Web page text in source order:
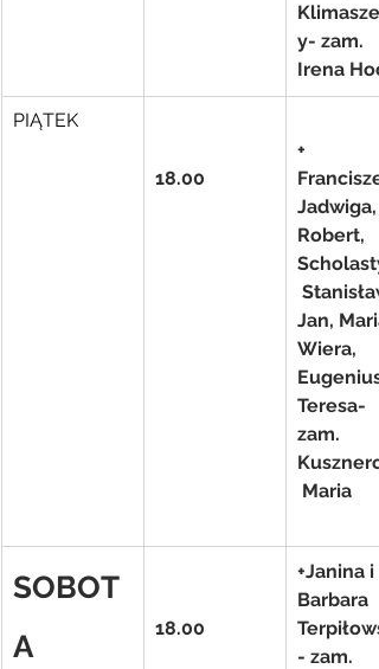
y- zam.
Irena
PIĄTEK
18.00
+
Jadwiga,
Robert,
Jan,
Wiera,
Teresa-
zam.
Maria
SOBOT
A
18.00
+Janina i
Barbara
- zam.